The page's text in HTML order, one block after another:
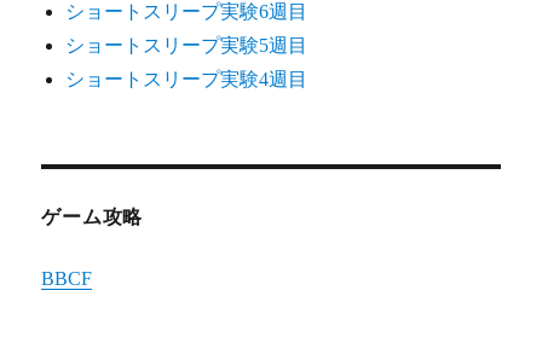
ショートスリープ実験6週目
ショートスリープ実験5週目
ショートスリープ実験4週目
ゲーム攻略
BBCF